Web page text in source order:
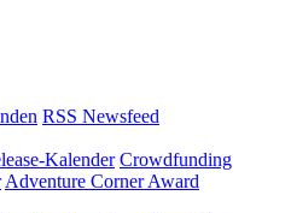
RSS Newsfeed
Kalender Crowdfunding
Adventure Corner Award